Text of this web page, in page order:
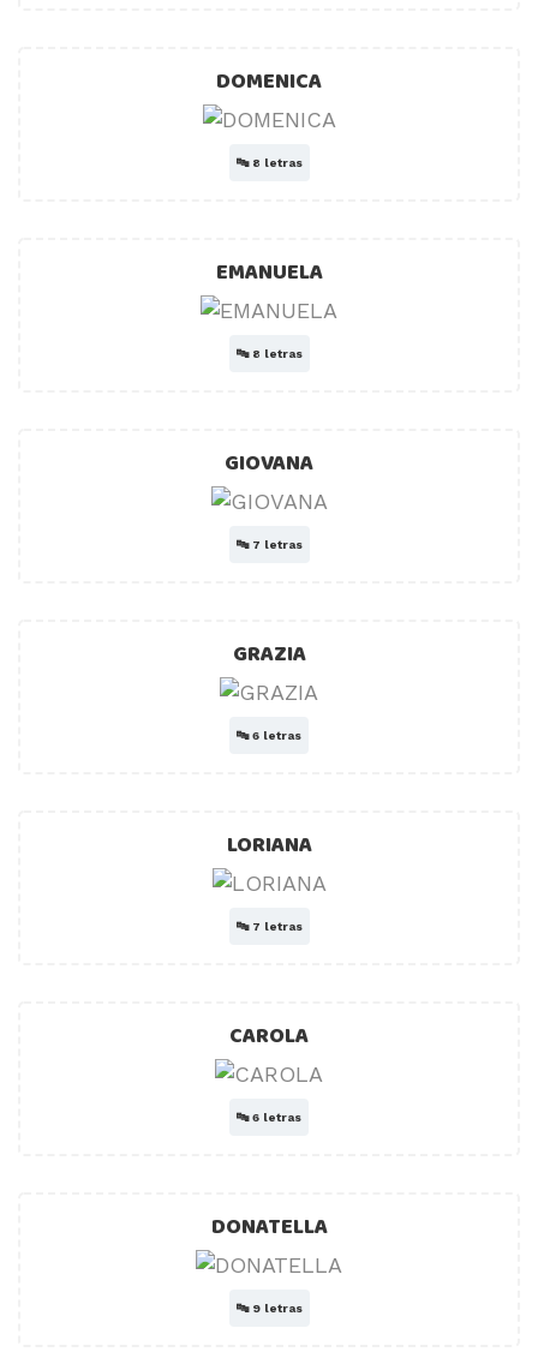
DOMENICA
🔤 8 letras
EMANUELA
🔤 8 letras
GIOVANA
🔤 7 letras
GRAZIA
🔤6 letras
LORIANA
🔤 7 letras
CAROLA
🔤6 letras
DONATELLA
🔤 9 letras